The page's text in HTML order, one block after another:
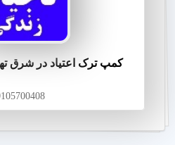
کمپ ترک اعتیاد در شرق